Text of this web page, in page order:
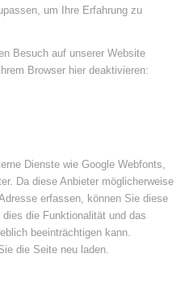
um Ihre Erfahrung zu
Besuch auf unserer Website
Browser hier deaktivieren:
Dienste wie Google Webfonts,
Da diese Anbieter möglicherweise
erfassen, können Sie diese
die Funktionalität und das
beeinträchtigen kann.
die Seite neu laden.